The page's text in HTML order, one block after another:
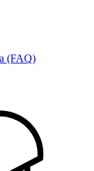
(FAQ)